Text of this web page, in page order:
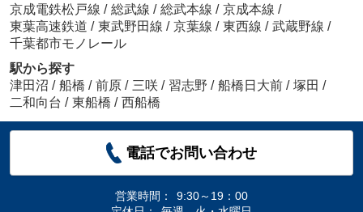
京成電鉄松戸線 / 総武線 / 総武本線 / 京成本線 /
東葉高速鉄道 / 東武野田線 / 京葉線 / 東西線 / 武蔵野線 /
千葉都市モノレール
駅から探す
津田沼 / 船橋 / 前原 / 三咲 / 習志野 / 船橋日大前 / 塚田 /
二和向台 / 東船橋 / 西船橋
電話でお問い合わせ
営業時間：
9:30～19：00